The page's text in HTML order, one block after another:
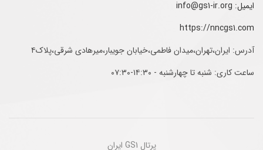
ایمیل: info@gs1-ir.org
https://nncgs1.com
آدرس: ایران،تهران،میدان فاطمی،خیابان جویبار،میرهادی شرقی،پلاک۴
ساعت کاری: شنبه تا چهارشنبه - ۱۴:۳۰-۰۷:۳۰
پرتال GS1 ایران